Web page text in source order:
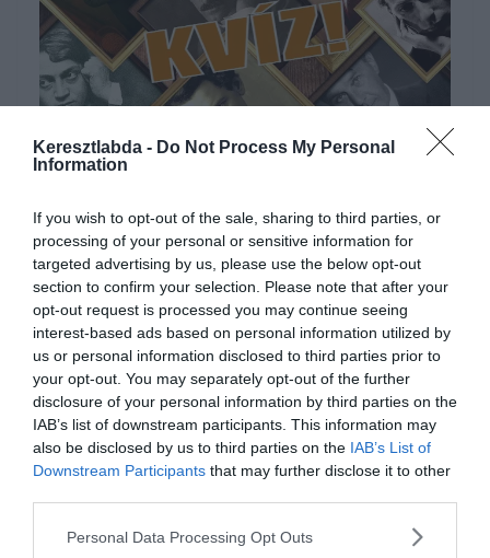
Keresztlabda - Do Not Process My Personal
Information
If you wish to opt-out of the sale, sharing to third parties, or
processing of your personal or sensitive information for
targeted advertising by us, please use the below opt-out
section to confirm your selection. Please note that after your
opt-out request is processed you may continue seeing
interest-based ads based on personal information utilized by
us or personal information disclosed to third parties prior to
your opt-out. You may separately opt-out of the further
disclosure of your personal information by third parties on the
IAB’s list of downstream participants. This information may
also be disclosed by us to third parties on the IAB’s List of
Downstream Participants that may further disclose it to other
Personal Data Processing Opt Outs
Készen állsz?